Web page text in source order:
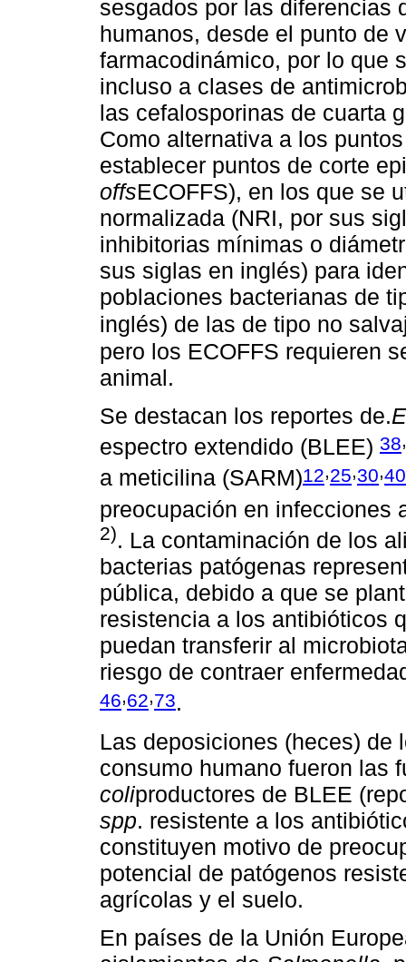
sesgados por las diferencias
humanos, desde el punto de
farmacodinámico, por lo que
incluso a clases de
las cefalosporinas de cuarta
Como alternativa a los
establecer puntos de corte
offsECOFFS), en los que se
normalizada (NRI, por sus
inhibitorias mínimas o
sus siglas en inglés) para
poblaciones bacterianas de
inglés) de las de tipo no
pero los ECOFFS requieren
animal.
Se destacan los reportes de.
espectro extendido (BLEE) 38,
a meticilina (SARM)12,25,30,40
preocupación en
2). La contaminación de los
bacterias patógenas
pública, debido a que se
resistencia a los antibióticos
puedan transferir al
riesgo de contraer
46,62,73.
Las deposiciones (heces) de
consumo humano fueron las
coliproductores de BLEE
spp. resistente a los
constituyen motivo de
potencial de patógenos
agrícolas y el suelo.
En países de la Unión